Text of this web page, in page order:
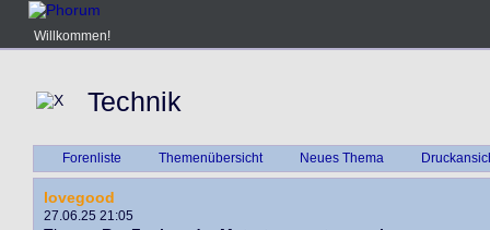
Willkommen!
Technik
Forenliste Themenübersicht Neues Thema
lovegood
27.06.25 21:05